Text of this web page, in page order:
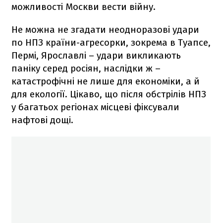
можливості Москви вести війну.
Не можна не згадати неодноразові удари
по НПЗ країни-агресорки, зокрема в Туапсе,
Пермі, Ярославлі – удари викликають
паніку серед росіян, наслідки ж –
катастрофічні не лише для економіки, а й
для екології. Цікаво, що після обстрілів НПЗ
у багатьох регіонах місцеві фіксували
нафтові дощі.